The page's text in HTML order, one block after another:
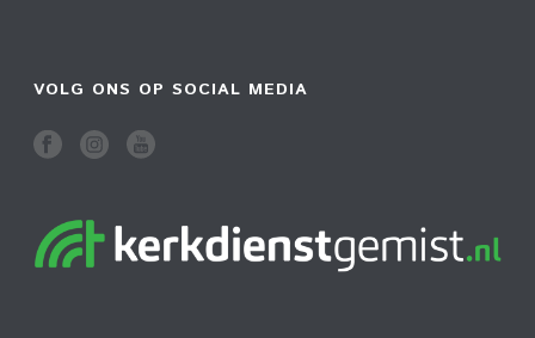
VOLG ONS OP SOCIAL MEDIA